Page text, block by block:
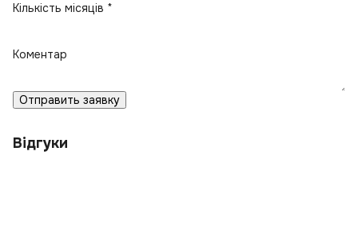
Кількість місяців *
Коментар
Отправить заявку
Відгуки